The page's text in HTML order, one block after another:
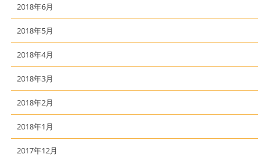
2018年6月
2018年5月
2018年4月
2018年3月
2018年2月
2018年1月
2017年12月